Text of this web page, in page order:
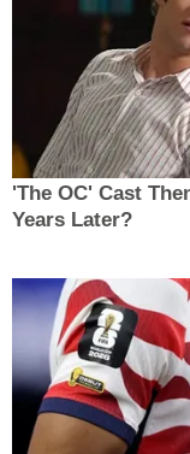
'The OC' Cast
Years Later?